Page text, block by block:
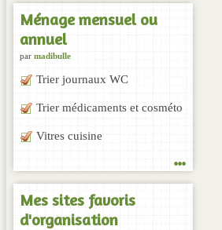
Ménage mensuel ou
annuel
par madibulle
Trier journaux WC
Trier médicaments et cosméto
Vitres cuisine
...
Mes sites favoris
d'organisation